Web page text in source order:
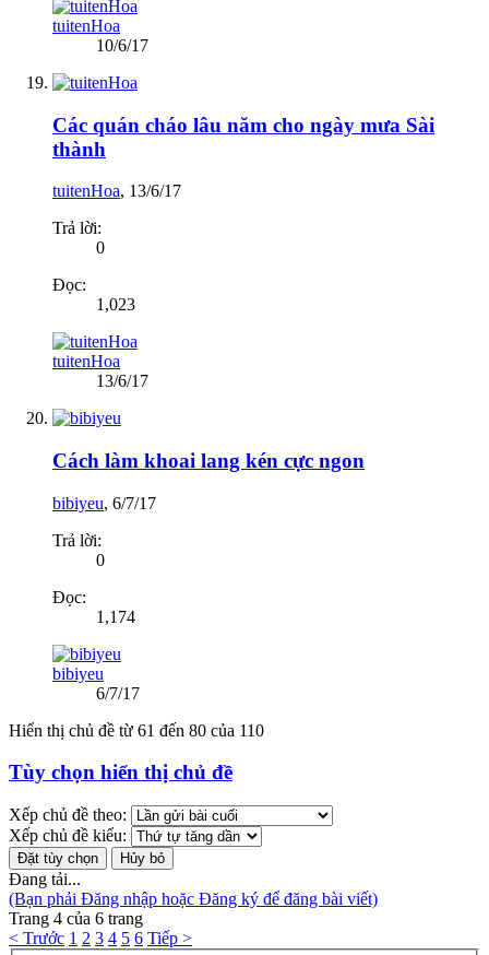
tuitenHoa
10/6/17
Các quán cháo lâu năm cho ngày mưa Sài
thành
tuitenHoa, 13/6/17
Trả lời:
0
Đọc:
1,023
tuitenHoa
13/6/17
Cách làm khoai lang kén cực ngon
bibiyeu, 6/7/17
Trả lời:
0
Đọc:
1,174
bibiyeu
6/7/17
Hiển thị chủ đề từ 61 đến 80 của 110
Tùy chọn hiển thị chủ đề
Xếp chủ đề theo:
Xếp chủ đề kiểu:
Đang tải...
(Bạn phải Đăng nhập hoặc Đăng ký để đăng bài viết)
Trang 4 của 6 trang
< Trước 1 2 3 4 5 6 Tiếp >